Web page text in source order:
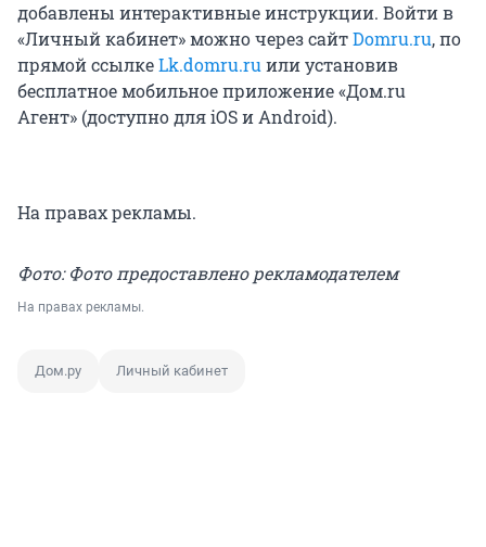
добавлены интерактивные инструкции. Войти в
«Личный кабинет» можно через сайтDomru.ru, по
прямой ссылкеLk.domru.ru или установив
бесплатное мобильное приложение «Дом.ru
Агент» (доступно для iOS и Android).
На правах рекламы.
Фото: Фото предоставлено рекламодателем
На правах рекламы.
Дом.ру Личный кабинет